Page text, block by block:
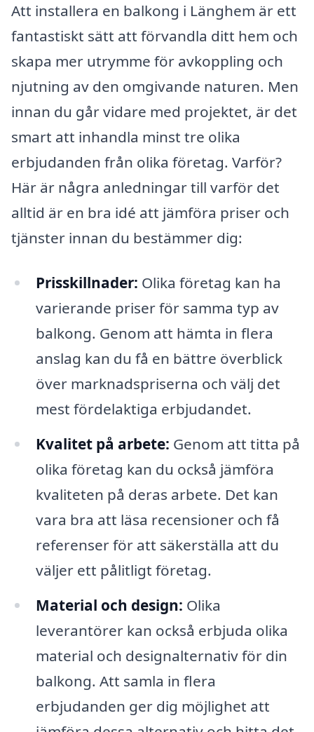
Att installera en balkong i Länghem är ett
fantastiskt sätt att förvandla ditt hem och
skapa mer utrymme för avkoppling och
njutning av den omgivande naturen. Men
innan du går vidare med projektet, är det
smart att inhandla minst tre olika
erbjudanden från olika företag. Varför?
Här är några anledningar till varför det
alltid är en bra idé att jämföra priser och
tjänster innan du bestämmer dig:
Prisskillnader: Olika företag kan ha
varierande priser för samma typ av
balkong. Genom att hämta in flera
anslag kan du få en bättre överblick
över marknadspriserna och välj det
mest fördelaktiga erbjudandet.
Kvalitet på arbete: Genom att titta på
olika företag kan du också jämföra
kvaliteten på deras arbete. Det kan
vara bra att läsa recensioner och få
referenser för att säkerställa att du
väljer ett pålitligt företag.
Material och design: Olika
leverantörer kan också erbjuda olika
material och designalternativ för din
balkong. Att samla in flera
erbjudanden ger dig möjlighet att